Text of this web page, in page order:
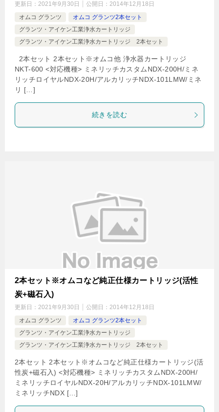
更新日： 2021年9月30日 公開日： 2014年12月18日
オムコ グランツ
オムコ グランツ2本セット
グランツ・アイケン工業浄水カートリッジ
グランツ・アイケン工業浄水カートリッジ 2本セット
2本セット 2本セット※オムコ他 浄水器カートリッジ
NKT-600 <対応機種> ミネリッチカスタムNDX-200H/ミネ
リッチロイヤルNDX-20H/アルカリッチNDX-101LMW/ミネ
リ […]
続きを読む
2本セット※オムコなど純正仕様カートリッジ(活性
炭+磁石入)
更新日： 2021年9月30日 公開日： 2014年12月18日
オムコ グランツ
オムコ グランツ2本セット
グランツ・アイケン工業浄水カートリッジ
グランツ・アイケン工業浄水カートリッジ 2本セット
2本セット 2本セット※オムコなど純正仕様カートリッジ(活
性炭+磁石入) <対応機種> ミネリッチカスタムNDX-200H/
ミネリッチロイヤルNDX-20H/アルカリッチNDX-101LMW/
ミネリッチNDX […]